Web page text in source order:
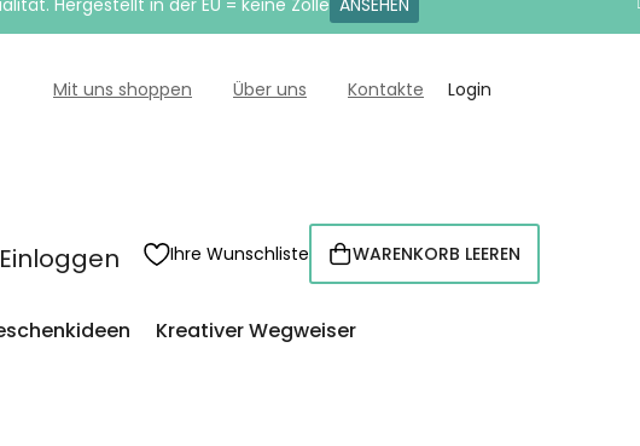
Hergestellt in der EU = keine Zölle ANSEHEN
Mit uns shoppen Über uns Kontakte Login
Einloggen Ihre Wunschliste WARENKORB
WARENKORB LEEREN
Kreativer Wegweiser